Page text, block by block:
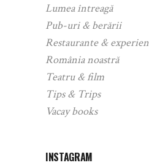
Lumea întreagă
Pub-uri & berării
Restaurante &
România noastră
Teatru & film
Tips & Trips
Vacay books
INSTAGRAM